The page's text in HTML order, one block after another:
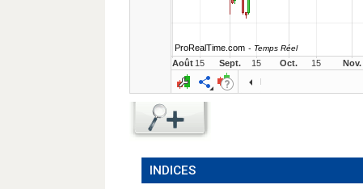
INDICES